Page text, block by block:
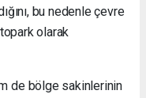
bu nedenle çevre
olarak
de bölge sakinlerinin